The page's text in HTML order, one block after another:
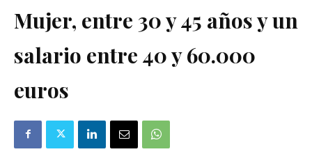
Mujer, entre 30 y 45 años y un
salario entre 40 y 60.000
euros